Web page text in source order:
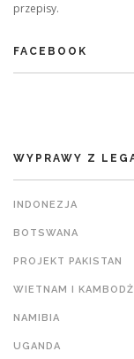
przepisy.
FACEBOOK
WYPRAWY Z
INDONEZJA
BOTSWANA
PROJEKT PAKISTAN
WIETNAM I
NAMIBIA
UGANDA